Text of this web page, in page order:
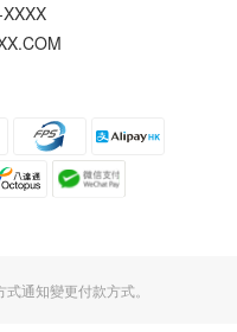
通知變更付款方式。